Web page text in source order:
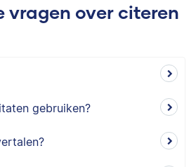
vragen over citeren
gebruiken?